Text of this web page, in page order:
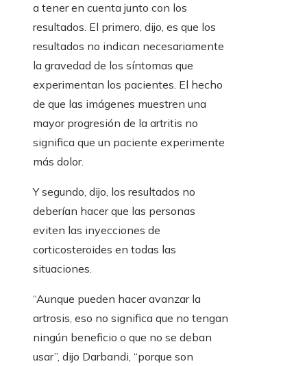
a tener en cuenta junto con los
resultados. El primero, dijo, es que los
resultados no indican necesariamente
la gravedad de los síntomas que
experimentan los pacientes. El hecho
de que las imágenes muestren una
mayor progresión de la artritis no
significa que un paciente experimente
más dolor.
Y segundo, dijo, los resultados no
deberían hacer que las personas
eviten las inyecciones de
corticosteroides en todas las
situaciones.
“Aunque pueden hacer avanzar la
artrosis, eso no significa que no tengan
ningún beneficio o que no se deban
usar”, dijo Darbandi, “porque son